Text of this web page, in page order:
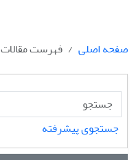
صفحه اصلی
فهرست مقالات
جستجوی پیشرفته